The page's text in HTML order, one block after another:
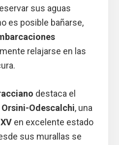
sus aguas
es posible bañarse,
relajarse en las
destaca el
Odescalchi, una
en excelente estado
sus murallas se